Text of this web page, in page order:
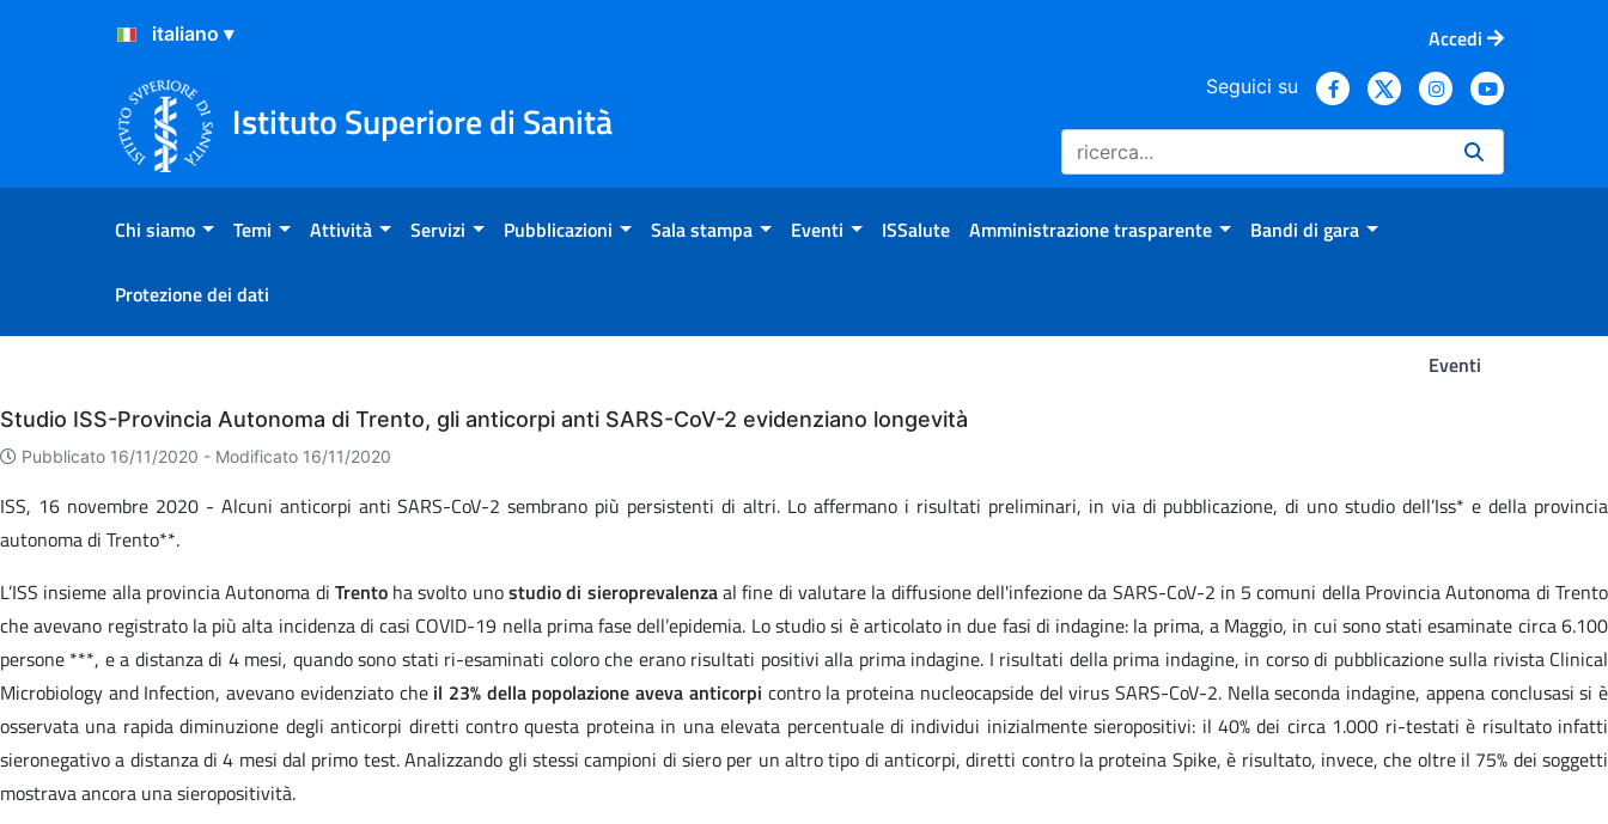
Salta al Contenuto
Salta al Footer
Accedi
Istituto Superiore di Sanità
Seguici su
Chi siamo Temi Attività Servizi Pubblicazioni Sala stampa Eventi ISSalute Amministrazione trasparente Bandi di gara
Protezione dei dati
Eventi
Eventi
Studio ISS-Provincia Autonoma di Trento, gli anticorpi anti SARS-CoV-2 evidenziano longevità
Pubblicato 16/11/2020 - Modificato 16/11/2020
ISS, 16 novembre 2020 - Alcuni anticorpi anti SARS-CoV-2 sembrano più persistenti di altri. Lo affermano i risultati preliminari, in via di pubblicazione, di uno studio dell’Iss* e della provincia
autonoma di Trento**.
L’ISS insieme alla provincia Autonoma di Trentoha svolto unostudio di sieroprevalenzaal fine di valutare la diffusione dell'infezione da SARS-CoV-2 in 5 comuni della Provincia Autonoma di Trento
che avevano registrato la più alta incidenza di casi COVID-19 nella prima fase dell’epidemia. Lo studio si è articolato in due fasi di indagine: la prima, a Maggio, in cui sono stati esaminate circa 6.100
persone ***, e a distanza di 4 mesi, quando sono stati ri-esaminati coloro che erano risultati positivi alla prima indagine. I risultati della prima indagine, in corso di pubblicazione sulla rivista Clinical
Microbiology and Infection, avevano evidenziato che il 23% della popolazione aveva anticorpi contro la proteina nucleocapside del virus SARS-CoV-2. Nella seconda indagine, appena conclusasi si è
osservata una rapida diminuzione degli anticorpi diretti contro questa proteina in una elevata percentuale di individui inizialmente sieropositivi: il 40% dei circa 1.000 ri-testati è risultato infatti
sieronegativo a distanza di 4 mesi dal primo test. Analizzando gli stessi campioni di siero per un altro tipo di anticorpi, diretti contro la proteina Spike, è risultato, invece, che oltre il 75% dei soggetti
mostrava ancora una sieropositività.